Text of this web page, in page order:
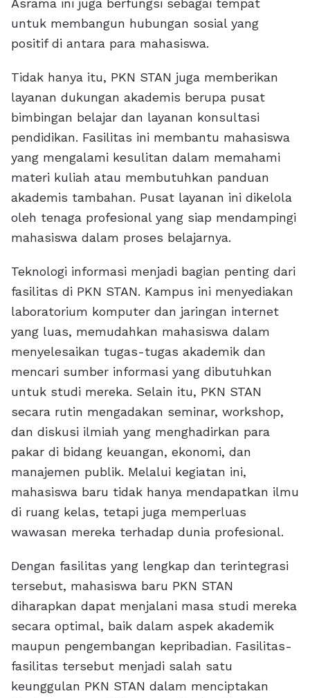
Asrama ini juga berfungsi sebagai tempat
untuk membangun hubungan sosial yang
positif di antara para mahasiswa.
Tidak hanya itu, PKN STAN juga memberikan
layanan dukungan akademis berupa pusat
bimbingan belajar dan layanan konsultasi
pendidikan. Fasilitas ini membantu mahasiswa
yang mengalami kesulitan dalam memahami
materi kuliah atau membutuhkan panduan
akademis tambahan. Pusat layanan ini dikelola
oleh tenaga profesional yang siap mendampingi
mahasiswa dalam proses belajarnya.
Teknologi informasi menjadi bagian penting dari
fasilitas di PKN STAN. Kampus ini menyediakan
laboratorium komputer dan jaringan internet
yang luas, memudahkan mahasiswa dalam
menyelesaikan tugas-tugas akademik dan
mencari sumber informasi yang dibutuhkan
untuk studi mereka. Selain itu, PKN STAN
secara rutin mengadakan seminar, workshop,
dan diskusi ilmiah yang menghadirkan para
pakar di bidang keuangan, ekonomi, dan
manajemen publik. Melalui kegiatan ini,
mahasiswa baru tidak hanya mendapatkan ilmu
di ruang kelas, tetapi juga memperluas
wawasan mereka terhadap dunia profesional.
Dengan fasilitas yang lengkap dan terintegrasi
tersebut, mahasiswa baru PKN STAN
diharapkan dapat menjalani masa studi mereka
secara optimal, baik dalam aspek akademik
maupun pengembangan kepribadian. Fasilitas-
fasilitas tersebut menjadi salah satu
keunggulan PKN STAN dalam menciptakan